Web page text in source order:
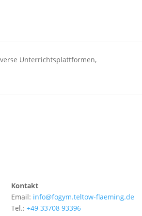
Unterrichtsplattformen,
Kontakt
Email: info@fogym.teltow-flaeming.de
Tel.: +49 33708 93396